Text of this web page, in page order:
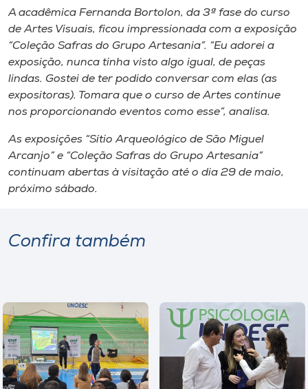
A acadêmica Fernanda Bortolon, da 3ª fase do curso
de Artes Visuais, ficou impressionada com a exposição
“Coleção Safras do Grupo Artesania”. “Eu adorei a
exposição, nunca tinha visto algo igual, de peças
lindas. Gostei de ter podido conversar com elas (as
expositoras). Tomara que o curso de Artes continue
nos proporcionando eventos como esse”, analisa.
As exposições “Sítio Arqueológico de São Miguel
Arcanjo” e “Coleção Safras do Grupo Artesania”
continuam abertas à visitação até o dia 29 de maio,
próximo sábado.
Confira também